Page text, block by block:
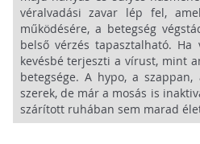
véralvadási zavar lép fel,
működésére, a betegség
belső vérzés tapasztalható.
kevésbé terjeszti a vírust, mint
betegsége. A hypo, a
szerek, de már a mosás is
szárított ruhában sem marad